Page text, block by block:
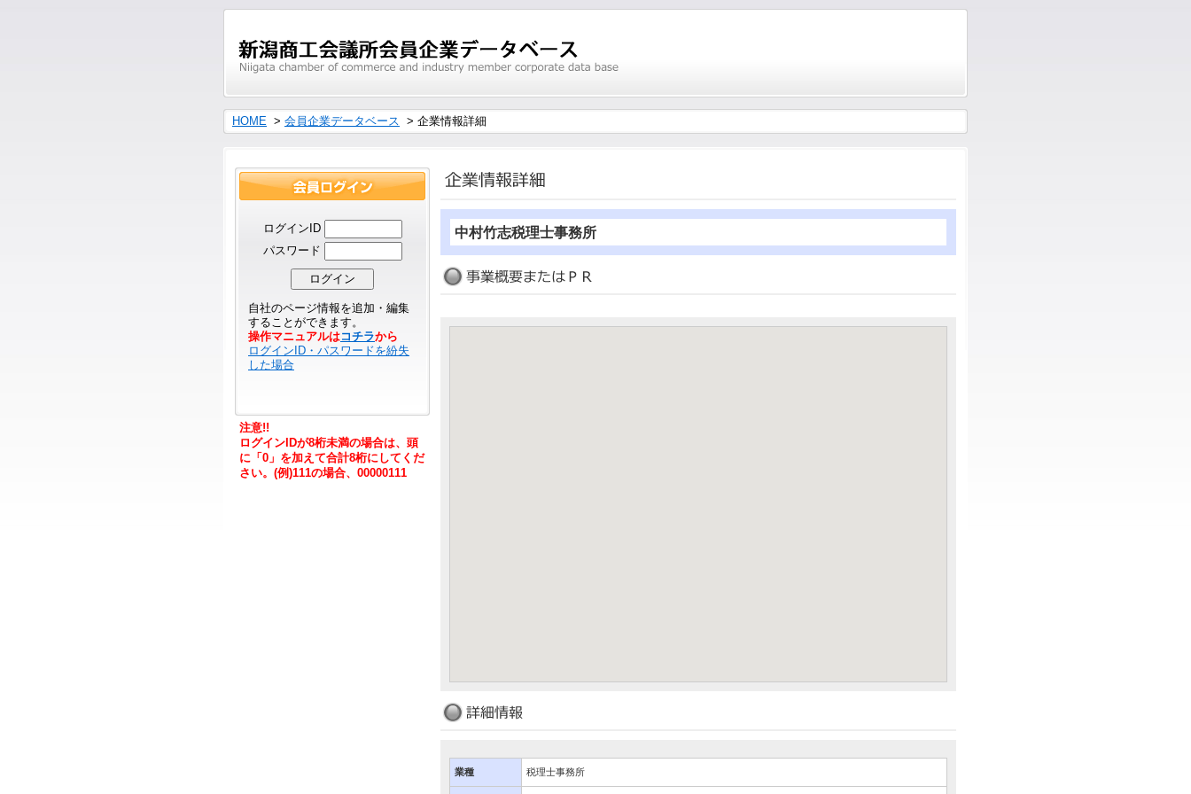
HOME > 会員企業データベース > 企業情報詳細
ログインID
パスワード
自社のページ情報を追加・編集
することができます。
操作マニュアルはコチラから
ログインID・パスワードを紛失
した場合
注意!!
ログインIDが8桁未満の場合は、頭
に「0」を加えて合計8桁にしてくだ
さい。(例)111の場合、00000111
中村竹志税理士事務所
業種 税理士事務所